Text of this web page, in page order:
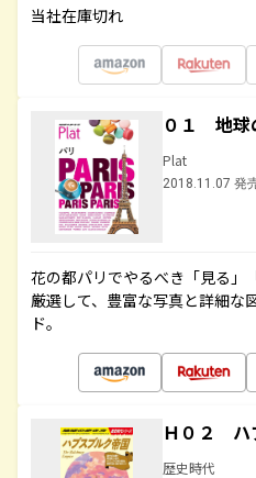
当社在庫切れ
０１ 地
Plat
2018.11.07 発
花の都パリでやるべき「見る」
厳選して、豊富な写真と詳細な
ド。
Ｈ０２ ハ
歴史時代